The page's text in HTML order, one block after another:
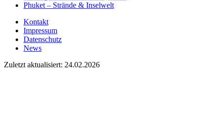
Phuket – Strände & Inselwelt
Kontakt
Impressum
Datenschutz
News
Zuletzt aktualisiert: 24.02.2026